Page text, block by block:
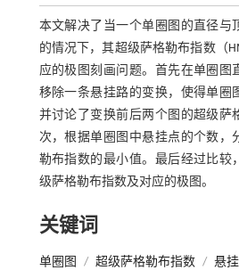
本文解决了当一个单圈图的直径与
的情况下，其超级萨格勒布指数（
应的极图刻画问题。首先在单圈图
移除一条悬挂路的变换，使得单圈
并讨论了变换前后两个图的超级萨
次，根据单圈图中悬挂点的个数，
勒布指数的最小值。最后经过比较
级萨格勒布指数及对应的极图。
关键词
单圈图 / 超级萨格勒布指数 / 悬